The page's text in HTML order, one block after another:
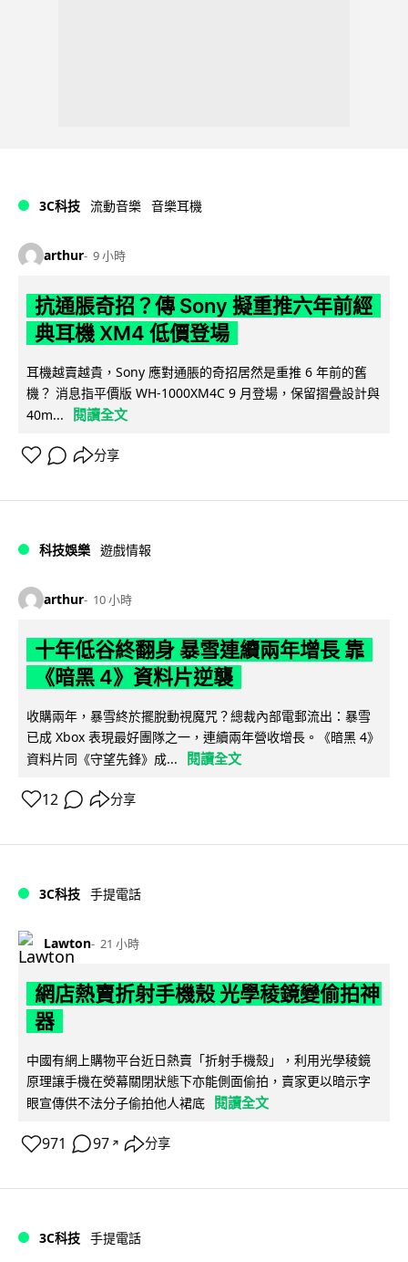
3C科技 流動音樂 音樂耳機
arthur 9 小時
抗通脹奇招？傳 Sony 擬重推六年前經
典耳機 XM4 低價登場
耳機越賣越貴，Sony 應對通脹的奇招居然是重推 6 年前的舊
機？ 消息指平價版 WH-1000XM4C 9 月登場，保留摺疊設計與
40m...
閱讀全文
分享
科技娛樂 遊戲情報
arthur 10 小時
十年低谷終翻身 暴雪連續兩年增長 靠
《暗黑 4》資料片逆襲
收購兩年，暴雪終於擺脫動視魔咒？總裁內部電郵流出：暴雪
已成 Xbox 表現最好團隊之一，連續兩年營收增長。《暗黑 4》
資料片同《守望先鋒》成...
閱讀全文
12 分享
3C科技 手提電話
Lawton 21 小時
網店熱賣折射手機殼 光學稜鏡變偷拍神
器
中國有網上購物平台近日熱賣「折射手機殼」，利用光學稜鏡
原理讓手機在熒幕關閉狀態下亦能側面偷拍，賣家更以暗示字
眼宣傳供不法分子偷拍他人裙底 閱讀全文
971 97 ↗ 分享
3C科技 手提電話